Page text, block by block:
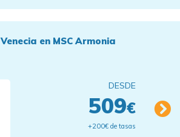
en MSC Armonia
DESDE
509€
+200€ de tasas